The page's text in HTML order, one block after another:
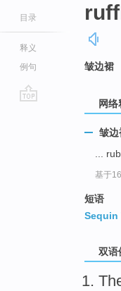
目录
释义
例句
皱边裙
网络
皱边
...
基于
短语
Sequin
双语